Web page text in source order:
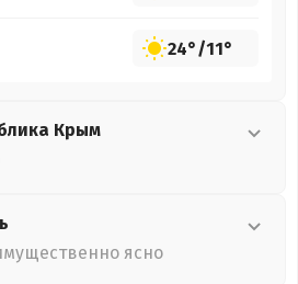
24°/11°
Крым
ясно